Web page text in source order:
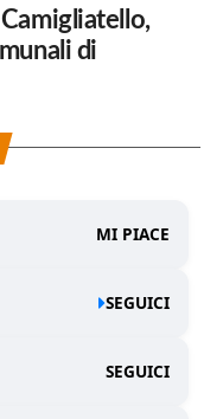
di
MI PIACE
SEGUICI
SEGUICI